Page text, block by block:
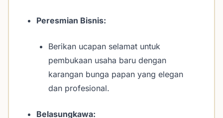
Peresmian Bisnis:
Berikan ucapan selamat untuk
pembukaan usaha baru dengan
karangan bunga papan yang elegan
dan profesional.
Belasungkawa: